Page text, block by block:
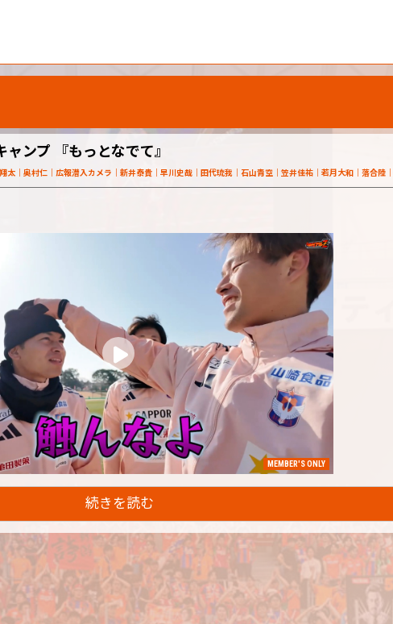
ンプ 『もっとなでて』
太 奥村仁 広報潜入カメラ 新井泰貴 早川史哉 田代琉我 石山青空 笠井佳祐 若月大和 落合陸
MEMBER'S ONLY
続きを読む